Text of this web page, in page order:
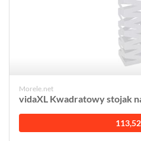
Morele.net
vidaXL Kwadratowy stojak